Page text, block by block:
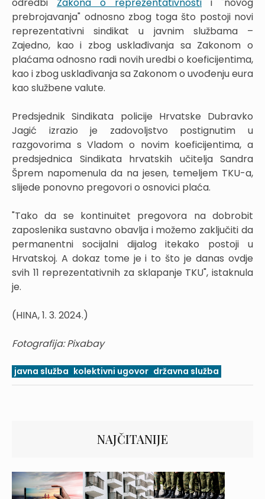
prebrojavanja" odnosno zbog toga što postoji novi
reprezentativni sindikat u javnim službama –
Zajedno, kao i zbog usklađivanja sa Zakonom o
plaćama odnosno radi novih uredbi o koeficijentima,
kao i zbog usklađivanja sa Zakonom o uvođenju eura
kao službene valute.
Predsjednik Sindikata policije Hrvatske Dubravko
Jagić izrazio je zadovoljstvo postignutim u
razgovorima s Vladom o novim koeficijentima, a
predsjednica Sindikata hrvatskih učitelja Sandra
Šprem napomenula da na jesen, temeljem TKU-a,
slijede ponovno pregovori o osnovici plaća.
"Tako da se kontinuitet pregovora na dobrobit
zaposlenika sustavno obavlja i možemo zaključiti da
permanentni socijalni dijalog itekako postoji u
Hrvatskoj. A dokaz tome je i to što je danas ovdje
svih 11 reprezentativnih za sklapanje TKU", istaknula
je.
(HINA, 1. 3. 2024.)
Fotografija: Pixabay
javna služba kolektivni ugovor državna služba
NAJČITANIJE